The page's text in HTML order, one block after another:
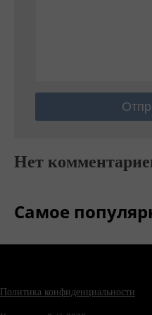
Нет
Самое
Политика конфиденциальности